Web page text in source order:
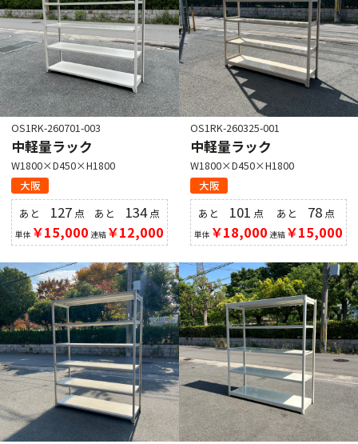
OS1RK-260701-003
中軽量ラック
W1800×D450×H1800
大阪
あと 127 点
単体 ￥15,000
あと 134点
連結￥12,000
OS1RK-260325-001
中軽量ラック
W1800×D450×H1800
大阪
あと 101 点
単体 ￥18,000
あと 78 点
連結￥15,000